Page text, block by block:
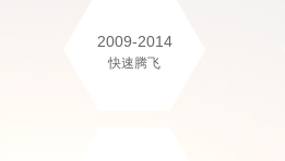
2009-2014
快速腾飞